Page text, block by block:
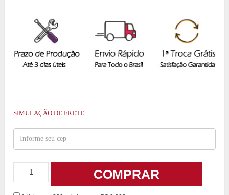
SIMULAÇÃO DE FRETE
COMPRAR